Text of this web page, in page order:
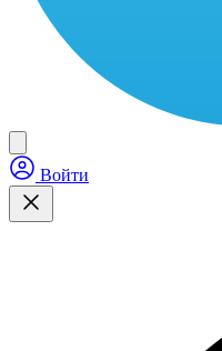
Войти